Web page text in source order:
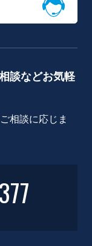
談などお気軽
相談に応じま